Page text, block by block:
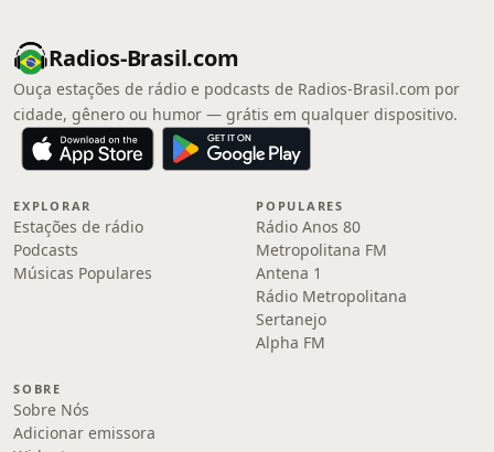
Radios-Brasil.com
Ouça estações de rádio e podcasts de Radios-Brasil.com por
cidade, gênero ou humor — grátis em qualquer dispositivo.
EXPLORAR
Estações de rádio
Podcasts
Músicas Populares
POPULARES
Rádio Anos 80
Metropolitana FM
Antena 1
Rádio Metropolitana
Sertanejo
Alpha FM
SOBRE
Sobre Nós
Adicionar emissora